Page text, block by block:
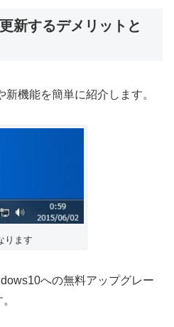
新するデメリットと
機能を簡単に紹介します。
ります
への無料アップグレー